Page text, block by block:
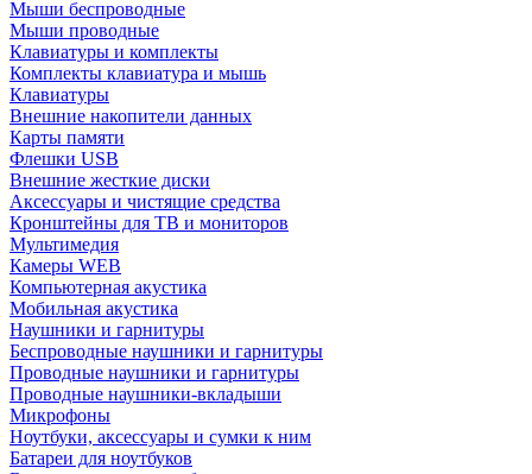
Мыши беспроводные
Мыши проводные
Клавиатуры и комплекты
Комплекты клавиатура и мышь
Клавиатуры
Внешние накопители данных
Карты памяти
Флешки USB
Внешние жесткие диски
Аксессуары и чистящие средства
Кронштейны для ТВ и мониторов
Мультимедия
Камеры WEB
Компьютерная акустика
Мобильная акустика
Наушники и гарнитуры
Беспроводные наушники и гарнитуры
Проводные наушники и гарнитуры
Проводные наушники-вкладыши
Микрофоны
Ноутбуки, аксессуары и сумки к ним
Батареи для ноутбуков